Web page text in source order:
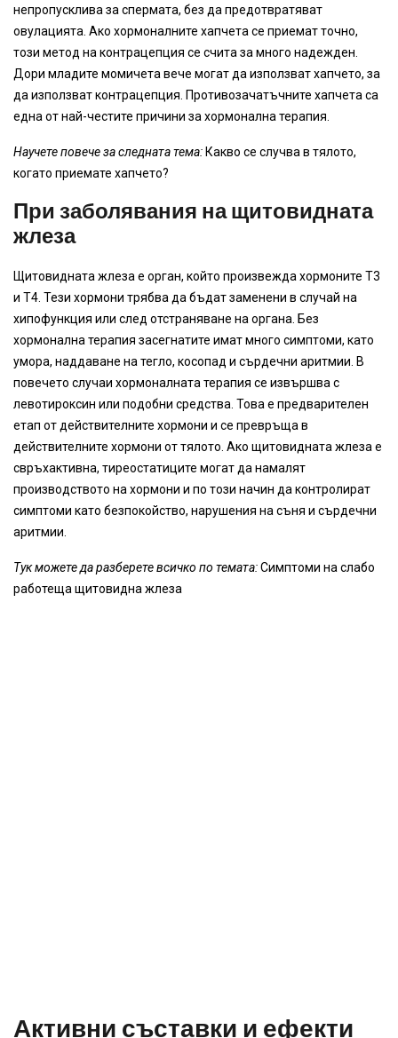
непропусклива за спермата, без да предотвратяват
овулацията. Ако хормоналните хапчета се приемат точно,
този метод на контрацепция се счита за много надежден.
Дори младите момичета вече могат да използват хапчето, за
да използват контрацепция. Противозачатъчните хапчета са
една от най-честите причини за хормонална терапия.
Научете повече за следната тема: Какво се случва в тялото,
когато приемате хапчето?
При заболявания на щитовидната
жлеза
Щитовидната жлеза е орган, който произвежда хормоните Т3
и Т4. Тези хормони трябва да бъдат заменени в случай на
хипофункция или след отстраняване на органа. Без
хормонална терапия засегнатите имат много симптоми, като
умора, наддаване на тегло, косопад и сърдечни аритмии. В
повечето случаи хормоналната терапия се извършва с
левотироксин или подобни средства. Това е предварителен
етап от действителните хормони и се превръща в
действителните хормони от тялото. Ако щитовидната жлеза е
свръхактивна, тиреостатиците могат да намалят
производството на хормони и по този начин да контролират
симптоми като безпокойство, нарушения на съня и сърдечни
аритмии.
Тук можете да разберете всичко по темата:Симптоми на слабо
работеща щитовидна жлеза
Активни съставки и ефекти